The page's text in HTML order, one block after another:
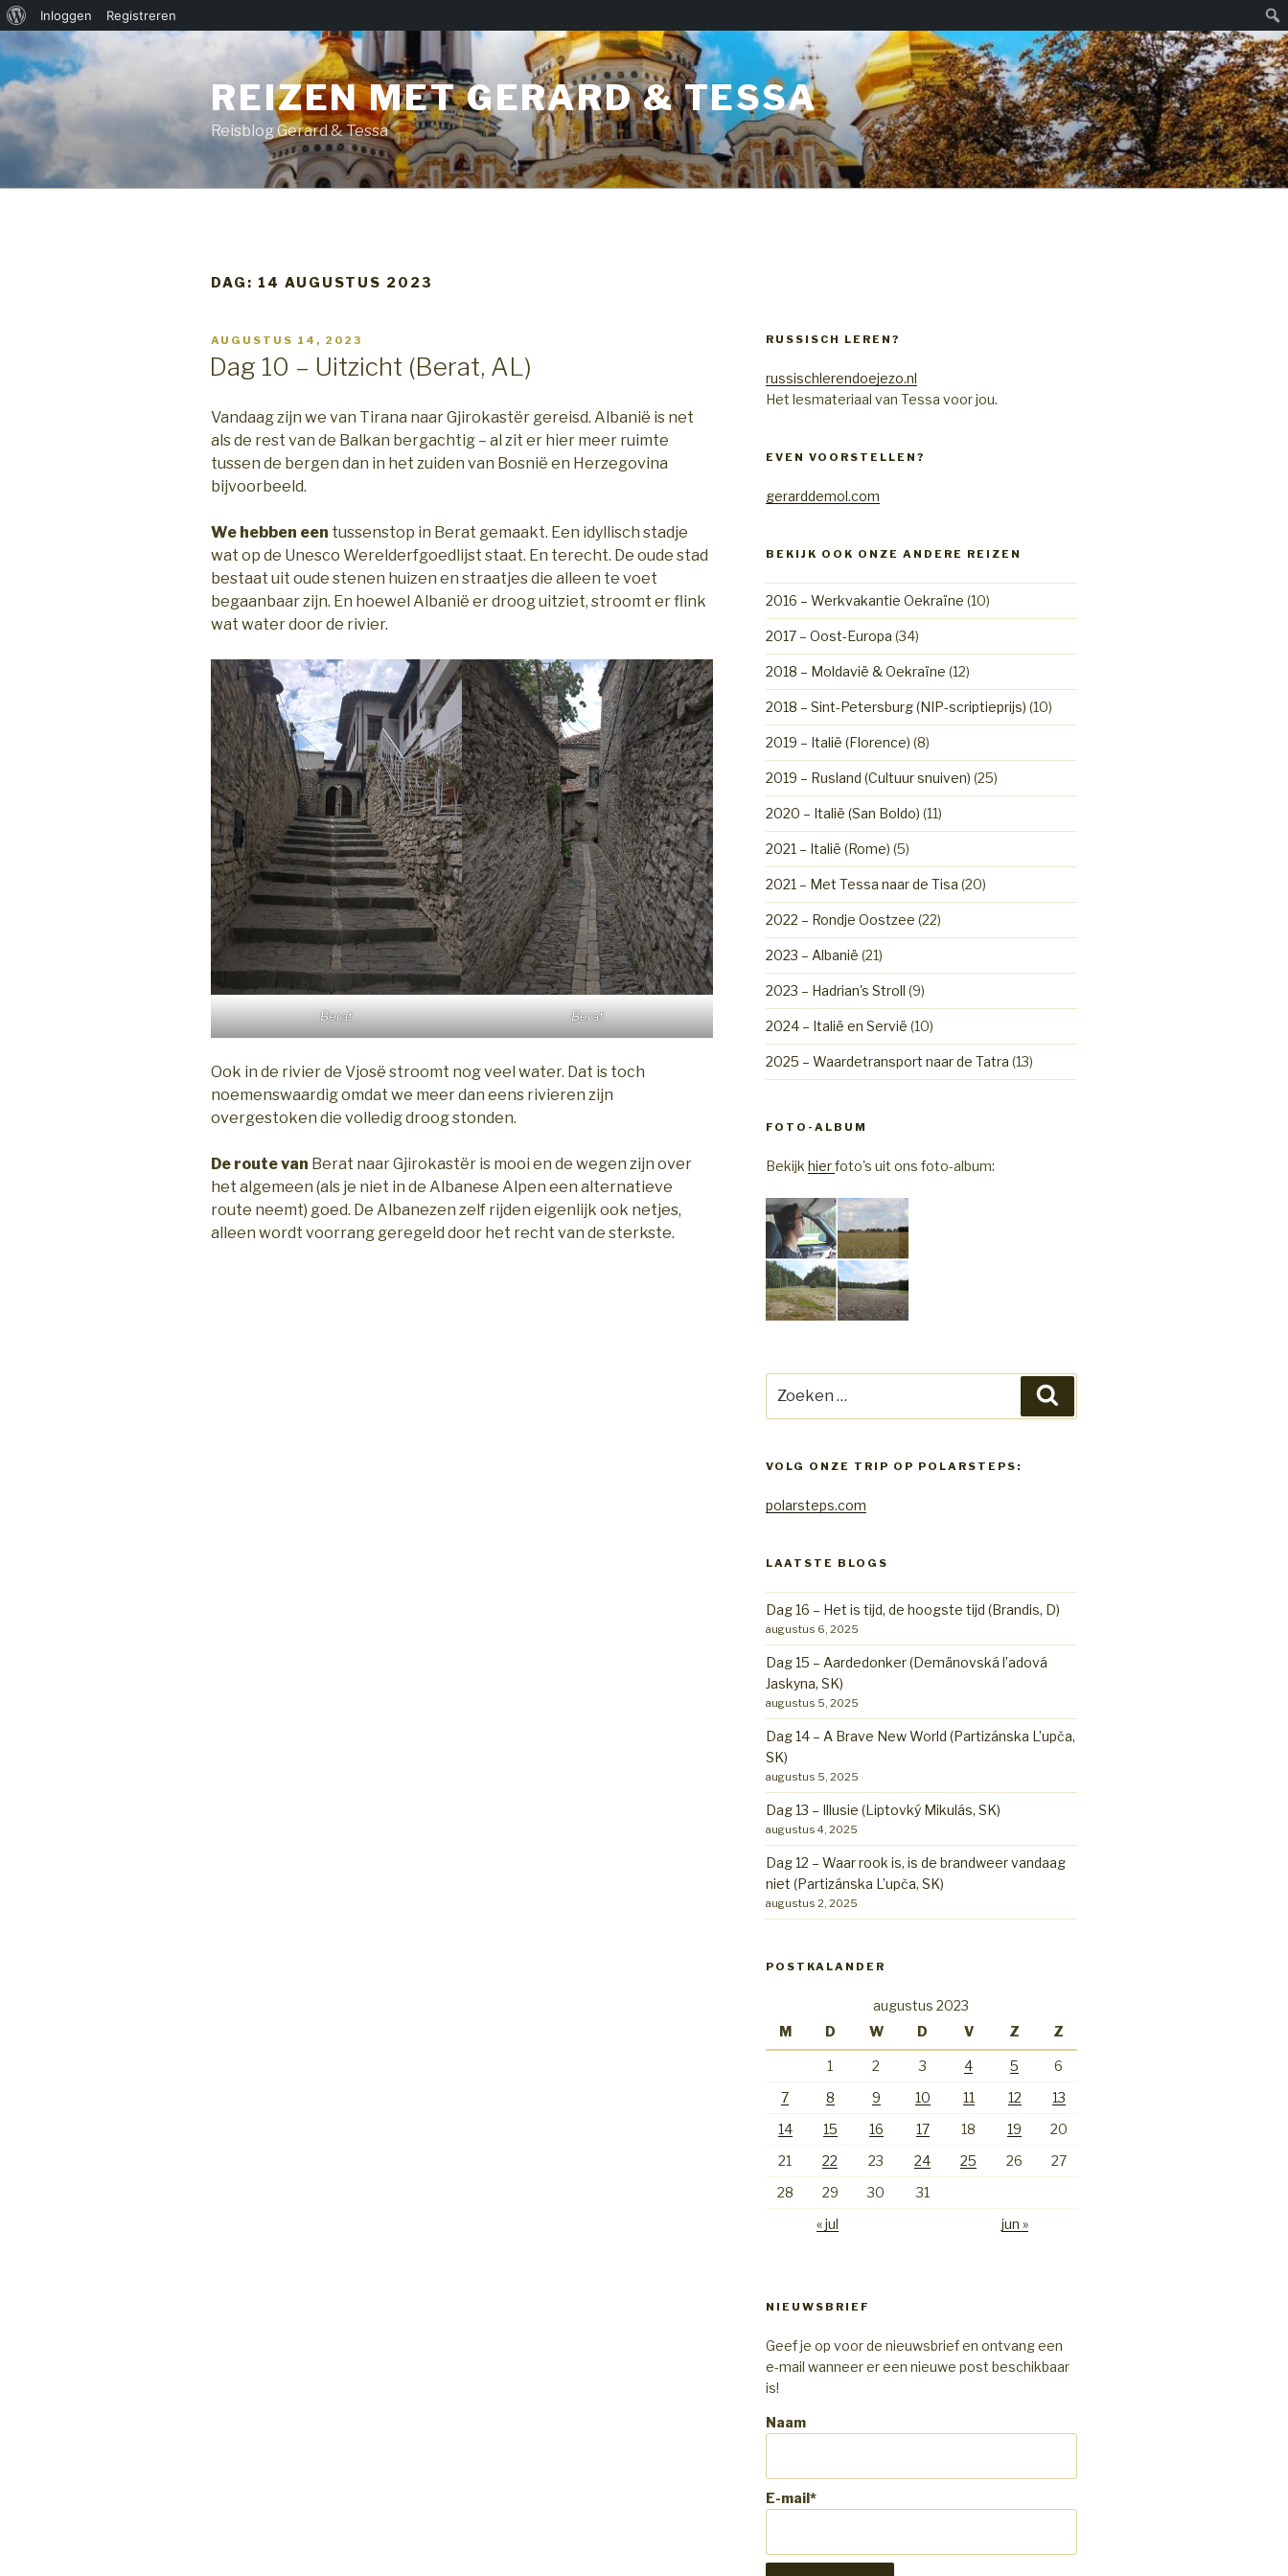
Over
WordPress
Inloggen
Registreren
de
inhoud
springen
REIZEN MET GERARD & TESSA
Reisblog Gerard & Tessa
DAG: 14 AUGUSTUS 2023
GEPLAATST
AUGUSTUS 14, 2023
Dag 10 – Uitzicht (Berat, AL)
Vandaag zijn we van Tirana naar Gjirokastër gereisd. Albanië is net
als de rest van de Balkan bergachtig – al zit er hier meer ruimte
tussen de bergen dan in het zuiden van Bosnië en Herzegovina
bijvoorbeeld.
We hebben een tussenstop in Berat gemaakt. Een idyllisch stadje
wat op de Unesco Werelderfgoedlijst staat. En terecht. De oude stad
bestaat uit oude stenen huizen en straatjes die alleen te voet
begaanbaar zijn. En hoewel Albanië er droog uitziet, stroomt er flink
wat water door de rivier.
Berat Berat
Ook in de rivier de Vjosë stroomt nog veel water. Dat is toch
noemenswaardig omdat we meer dan eens rivieren zijn
overgestoken die volledig droog stonden.
De route van Berat naar Gjirokastër is mooi en de wegen zijn over
het algemeen (als je niet in de Albanese Alpen een alternatieve
route neemt) goed. De Albanezen zelf rijden eigenlijk ook netjes,
alleen wordt voorrang geregeld door het recht van de sterkste.
RUSSISCH LEREN?
russischlerendoejezo.nl
Het lesmateriaal van Tessa voor jou.
EVEN VOORSTELLEN?
gerarddemol.com
BEKIJK OOK ONZE ANDERE REIZEN
2016 – Werkvakantie Oekraïne (10)
2017 – Oost-Europa (34)
2018 – Moldavië & Oekraïne (12)
2018 – Sint-Petersburg (NIP-scriptieprijs) (10)
2019 – Italië (Florence) (8)
2019 – Rusland (Cultuur snuiven) (25)
2020 – Italië (San Boldo) (11)
2021 – Italië (Rome) (5)
2021 – Met Tessa naar de Tisa (20)
2022 – Rondje Oostzee (22)
2023 – Albanië (21)
2023 – Hadrian's Stroll (9)
2024 – Italië en Servië (10)
2025 – Waardetransport naar de Tatra (13)
FOTO-ALBUM
Bekijk hierfoto's uit ons foto-album:
naar:
VOLG ONZE TRIP OP POLARSTEPS:
polarsteps.com
LAATSTE BLOGS
Dag 16 – Het is tijd, de hoogste tijd (Brandis, D)
augustus 6, 2025
Dag 15 – Aardedonker (Demänovská l’adová
Jaskyna, SK)
augustus 5, 2025
Dag 14 – A Brave New World (Partizánska L’upča,
SK)
augustus 5, 2025
Dag 13 – Illusie (Liptovký Mikulás, SK)
augustus 4, 2025
Dag 12 – Waar rook is, is de brandweer vandaag
niet (Partizánska L’upča, SK)
augustus 2, 2025
POSTKALANDER
augustus 2023
M
D W D V Z Z
1 2 3 4 5
6
7
8 9 10 11 12
13
14
15 16 17 18 19
20
21
22 23 24 25 26
27
28
29 30
31
« jul
jun »
NIEUWSBRIEF
Geef je op voor de nieuwsbrief en ontvang een
e-mail wanneer er een nieuwe post beschikbaar
is!
Naam
E-mail*